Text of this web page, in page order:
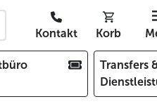
Kontakt Korb
Transfers